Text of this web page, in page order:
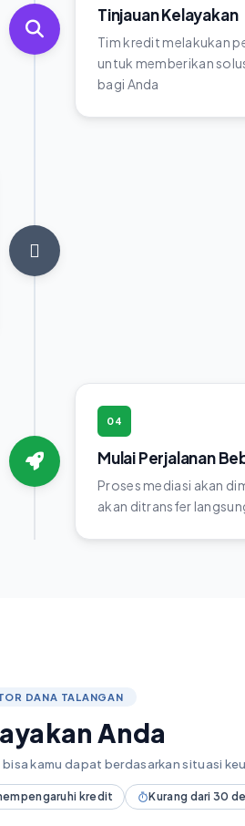
Tinjauan Kelayakan
Tim kredit melakukan
untuk memberikan
bagi Anda
04
Mulai Perjalanan
Proses mediasi akan
akan ditransfer
DANA TALANGAN
Anda
kamu dapat berdasarkan situasi
kredit Kurang dari 30